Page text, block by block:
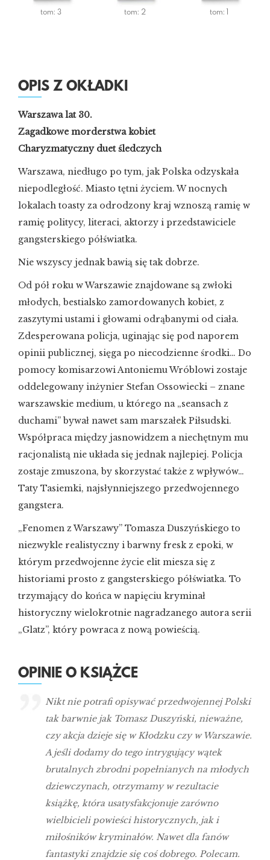
tom: 3 tom: 2 tom: 1
OPIS Z OKŁADKI
Warszawa lat 30.
Zagadkowe morderstwa kobiet
Charyzmatyczny duet śledczych
Warszawa, niedługo po tym, jak Polska odzyskała
niepodległość. Miasto tętni życiem. W nocnych
lokalach toasty za odrodzony kraj wznoszą ramię w
ramię politycy, literaci, aktorzy i przedstawiciele
gangsterskiego półświatka.
Nie wszyscy jednak bawią się tak dobrze.
Od pół roku w Warszawie znajdowane są zwłoki
młodych, bestialsko zamordowanych kobiet, z
zaszytymi ustami i głowami odrąbanymi od ciała.
Zdesperowana policja, uginając się pod naporem
opinii publicznej, sięga po niecodzienne środki… Do
pomocy komisarzowi Antoniemu Wróblowi zostaje
oddelegowany inżynier Stefan Ossowiecki – znane
warszawskie medium, u którego na „seansach z
duchami” bywał nawet sam marszałek Piłsudski.
Współpraca między jasnowidzem a niechętnym mu
racjonalistą nie układa się jednak najlepiej. Policja
zostaje zmuszona, by skorzystać także z wpływów…
Taty Tasiemki, najsłynniejszego przedwojennego
gangstera.
„Fenomen z Warszawy” Tomasza Duszyńskiego to
niezwykle realistyczny i barwny fresk z epoki, w
którym przedwojenne życie elit miesza się z
historiami prosto z gangsterskiego półświatka. To
trzymający do końca w napięciu kryminał
historyczny wielokrotnie nagradzanego autora serii
„Glatz”, który powraca z nową powieścią.
OPINIE O KSIĄŻCE
Nikt nie potrafi opisywać przedwojennej Polski
tak barwnie jak Tomasz Duszyński, nieważne,
czy akcja dzieje się w Kłodzku czy w Warszawie.
A jeśli dodamy do tego intrygujący wątek
brutalnych zbrodni popełnianych na młodych
dziewczynach, otrzymamy w rezultacie
książkę, która usatysfakcjonuje zarówno
wielbicieli powieści historycznych, jak i
miłośników kryminałów. Nawet dla fanów
fantastyki znajdzie się coś dobrego. Polecam.